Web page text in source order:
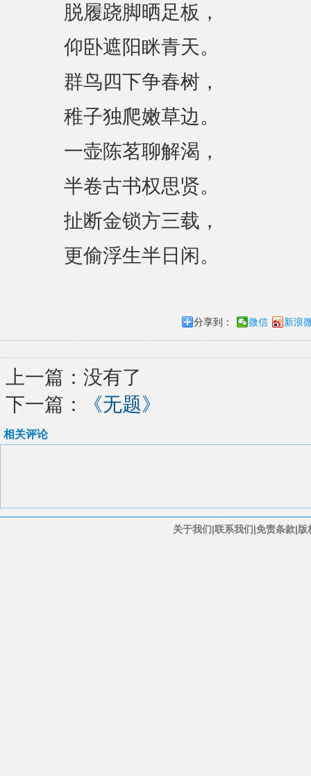
脱履跷脚晒足板，
仰卧遮阳眯青天。
群鸟四下争春树，
稚子独爬嫩草边。
一壶陈茗聊解渴，
半卷古书权思贤。
扯断金锁方三载，
更偷浮生半日闲。
分享到： 微信 新浪
上一篇：没有了
下一篇：
《无题》
相关评论
关于我们|联系我们|免责条款|